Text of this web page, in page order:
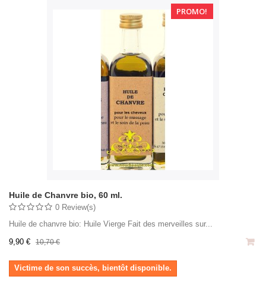
PROMO!
Huile de Chanvre bio, 60 ml.
0 Review(s)
Huile de chanvre bio: Huile Vierge Fait des merveilles sur...
9,90 €
10,70 €
Victime de son succès, bientôt disponible.